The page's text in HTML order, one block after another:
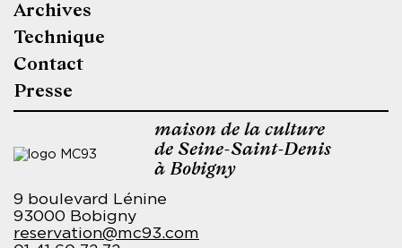
de
page
Archives
Technique
Contact
Presse
maison de la culture
de Seine-Saint-Denis
à Bobigny
9 boulevard Lénine
93000 Bobigny
reservation@mc93.com